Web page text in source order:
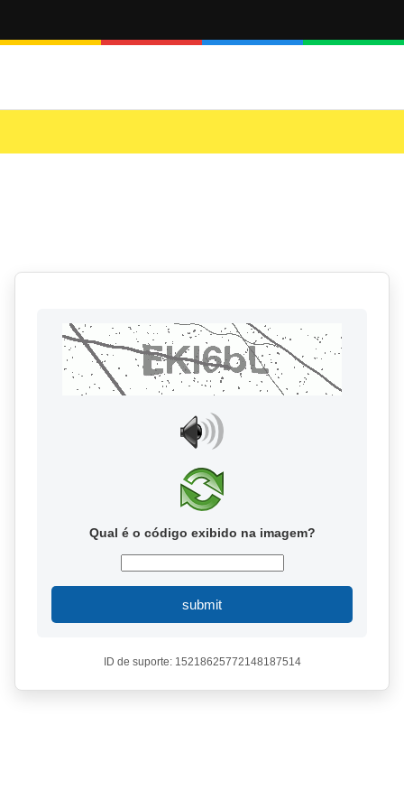
Qual é o código exibido na imagem?
submit
ID de suporte: 15218625772148187514